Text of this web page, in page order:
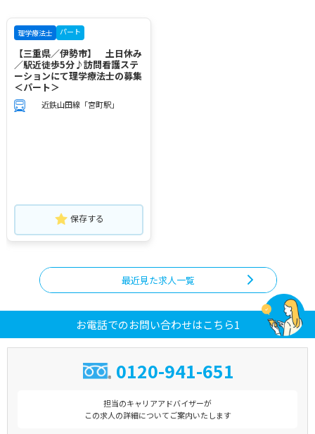
理学療法士 パート
【三重県／伊勢市】 土日休み
／駅近徒歩5分♪訪問看護ステ
ーションにて理学療法士の募集
＜パート＞
近鉄山田線「宮町駅」
保存する
最近見た求人一覧
お電話でのお問い合わせはこちら1
0120-941-651
担当のキャリアアドバイザーが
この求人の詳細についてご案内いたします